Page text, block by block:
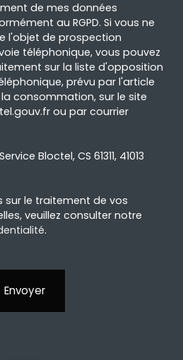
de mes données
au RGPD. Si vous ne
l'objet de prospection
téléphonique, vous pouvez
sur la liste d'opposition
prévu par l'article
la consommation, sur le site
ou par courrier
Bloctel, CS 61311, 41013
sur le traitement de vos
veuillez consulter notre
.
Envoyer